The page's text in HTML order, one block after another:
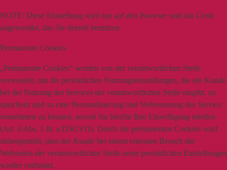
NOTE: Diese Einstellung wird nur auf den Browser und das Gerät
angewendet, das Sie derzeit benutzen.
Permanente Cookies
„Permanente Cookies“ werden von der verantwortlichen Stelle
verwendet, um die persönlichen Nutzungseinstellungen, die ein Kunde
bei der Nutzung der Services der verantwortlichen Stelle eingibt, zu
speichern und so eine Personalisierung und Verbesserung des Service
vornehmen zu können, soweit Sie hierfür Ihre Einwilligung erteilen
(Art. 6 Abs. 1 lit. a DSGVO). Durch die permanenten Cookies wird
sichergestellt, dass der Kunde bei einem erneuten Besuch der
Webseiten der verantwortlichen Stelle seine persönlichen Einstellungen
wieder vorfindet.